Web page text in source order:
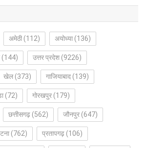
अमेठी(112) अयोध्या(136)
(144) उत्तर प्रदेश(9226)
खेल(373) गाजियाबाद(139)
(72) गोरखपुर(179)
छत्तीसगढ़(562) जौनपुर(647)
(762) प्रतापगढ़(106)